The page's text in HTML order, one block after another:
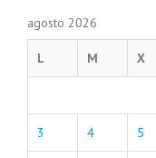
agosto 2026
L M X
3 4 5